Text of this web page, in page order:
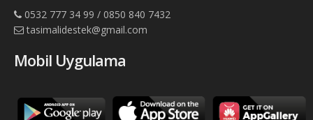
0532 777 34 99 / 0850 840 7432
tasimalidestek@gmail.com
Mobil Uygulama